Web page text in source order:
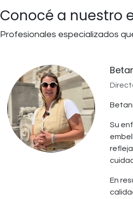
Conocé a nuestro
Profesionales especializados
Su
En